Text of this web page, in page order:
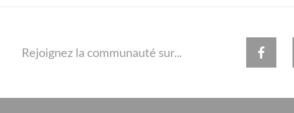
Rejoignez la communauté sur...